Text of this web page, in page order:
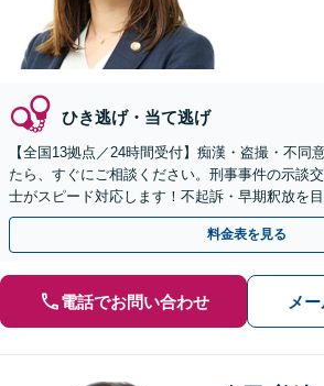
ひき逃げ・当て逃げ
【全国13拠点／24時間受付】痴漢・盗撮・不同
たら、すぐにご相談ください。刑事事件の示談
士がスピード対応します！不起訴・早期釈放を
動を行います。
料金表を見る
電話でお問い合わせ メ